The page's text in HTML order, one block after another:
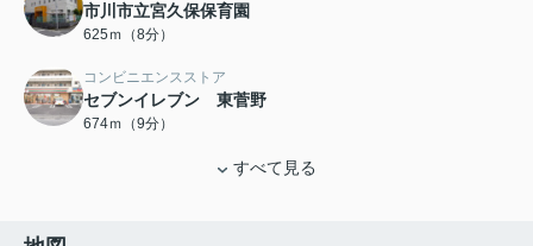
市川市立宮久保保育園
625ｍ（8分）
コンビニエンスストア
セブンイレブン 東菅野
674ｍ（9分）
すべて見る